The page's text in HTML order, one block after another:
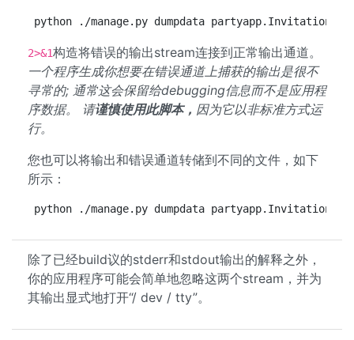
python ./manage.py dumpdata
2>&1构造将错误的输出stream连接到正常输出通道。
一个程序生成你想要在错误通道上捕获的输出是很不
寻常的; 通常这会保留给debugging信息而不是应用程
序数据。
请谨慎使用此脚本， 因为它以非标准方式运
行。
您也可以将输出和错误通道转储到不同的文件，如下
所示：
python ./manage.py dumpdata
除了已经build议的stderr和stdout输出的解释之外，
你的应用程序可能会简单地忽略这两个stream，并为
其输出显式地打开“/ dev / tty”。